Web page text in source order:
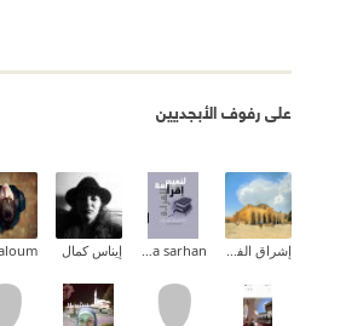
على رفوف الأبجديين
إشراق الفطافطة (Ishraq Abdelrahman) Dina sarhan إيناس كمال